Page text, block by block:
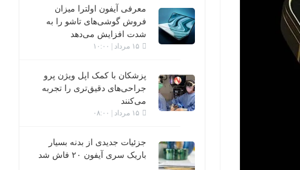
معرفی آیفون اولترا میزان
فروش گوشی‌های تاشو را به
شدت افزایش می‌دهد
۱۵ مرداد | ۱۰:۰۰
پزشکان با کمک اپل ویژن پرو
جراحی‌های دقیق‌تری را تجربه
می‌کنند
۱۵ مرداد | ۰۸:۰۰
جزئیات جدیدی از بدنه بسیار
باریک سری آیفون ۲۰ فاش شد